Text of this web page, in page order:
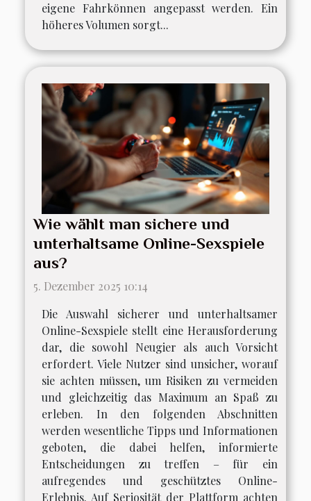
eigene Fahrkönnen angepasst werden. Ein
höheres Volumen sorgt...
Wie wählt man sichere und
unterhaltsame Online-Sexspiele
aus?
5. Dezember 2025 10:14
Die Auswahl sicherer und unterhaltsamer
Online-Sexspiele stellt eine Herausforderung
dar, die sowohl Neugier als auch Vorsicht
erfordert. Viele Nutzer sind unsicher, worauf
sie achten müssen, um Risiken zu vermeiden
und gleichzeitig das Maximum an Spaß zu
erleben. In den folgenden Abschnitten
werden wesentliche Tipps und Informationen
geboten, die dabei helfen, informierte
Entscheidungen zu treffen – für ein
aufregendes und geschütztes Online-
Erlebnis. Auf Seriosität der Plattform achten